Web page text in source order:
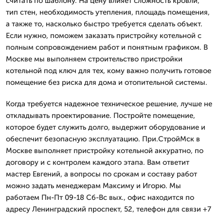
тип стен, необходимость утепления, площадь помещения,
а также то, насколько быстро требуется сделать объект.
Если нужно, поможем заказать пристройку котельной с
полным сопровождением работ и понятным графиком. В
Москве мы выполняем строительство пристройки
котельной под ключ для тех, кому важно получить готовое
помещение без риска для дома и отопительной системы.
Когда требуется надежное техническое решение, лучше не
откладывать проектирование. Постройте помещение,
которое будет служить долго, выдержит оборудование и
обеспечит безопасную эксплуатацию. При.СтройМск в
Москве выполняет пристройку котельной аккуратно, по
договору и с контролем каждого этапа. Вам ответит
мастер Евгений, а вопросы по срокам и составу работ
можно задать менеджерам Максиму и Игорю. Мы
работаем Пн-Пт 09-18 Сб-Вс вых., офис находится по
адресу Ленинградский проспект, 52, телефон для связи +7